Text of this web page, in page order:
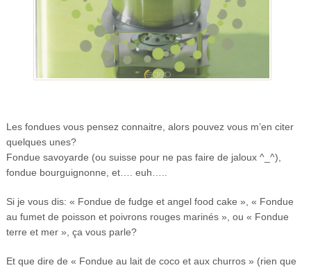
Les fondues vous pensez connaitre, alors pouvez vous m’en citer
quelques unes?
Fondue savoyarde (ou suisse pour ne pas faire de jaloux ^_^),
fondue bourguignonne, et…. euh…..
Si je vous dis: « Fondue de fudge et angel food cake », « Fondue
au fumet de poisson et poivrons rouges marinés », ou « Fondue
terre et mer », ça vous parle?
Et que dire de « Fondue au lait de coco et aux churros » (rien que